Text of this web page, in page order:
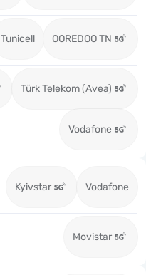
Tunicell OOREDOO TN
Türk Telekom (Avea)
Vodafone
Kyivstar Vodafone
Movistar